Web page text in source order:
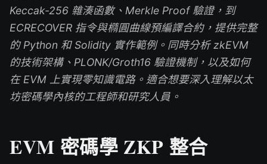
Keccak-256 雜湊函數、Merkle Proof 驗證，到
ECRECOVER 指令與橢圓曲線預編譯合約，提供完整
的 Python 和 Solidity 實作範例。同時分析 zkEVM
的技術架構、PLONK/Groth16 驗證機制，以及如何
在 EVM 上實現零知識電路。適合想要深入理解以太
坊密碼學內核的工程師和研究人員。
EVM 密碼學 ZKP 整合